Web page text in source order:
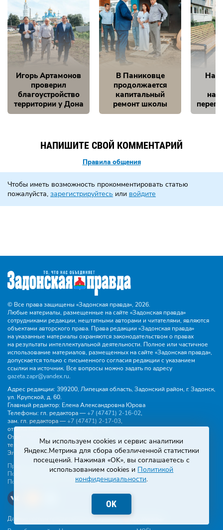
Игорь Артамонов
проверил
благоустройство
территории у Дона
В Паниковце
продолжается
капитальный
ремонт школы
Нам
на
НАПИШИТЕ СВОЙ КОММЕНТАРИЙ
Правила общения
Чтобы иметь возможность прокомментировать статью
пожалуйста, зарегистрируйтесь или войдите
© Все права защищены «Задонская правда», 2026.
Любые материалы, размещенные на сайте «Задонская правда»
сотрудниками редакции, нештатными авторами и читателями, являются
объектами авторского права. Права редакции «Задонская правда»
на указанные материалы охраняются законодательством о правах
на результаты интеллектуальной деятельности. Полное или частичное
использование материалов, размещенных на сайте «Задонская правда»,
допускается только с письменного согласия редакции с указанием
ссылки на источник. Все вопросы можно задать по адресу
gazeta.zapr@yandex.ru.
Адрес редакции: 399200, Липецкая область, Задонский район, г. Задонск,
ул. Крупской, д. 60.
Главный редактор: Елена Александровна Юрова
Телефоны: гл. редактора —+7 (47471) 2‑16‑02,
зам. гл. редактора —+7 (47471) 2‑17‑03,
отдела писем —+7 (47471) 2‑11‑95.
Отдел рекламы и объявлений:
тел.
+7 (47471) 2‑43‑88, эл. почта -buh.gzp@yandex.ru
Эл. почта:gazeta.zapr@yandex.ru
Правила общения
Политика конфиденциальности
Пользовательское соглашение
Данные погоды предоставляются сервисом
Мы используем cookies и сервис аналитики
Яндекс.Метрика для сбора обезличенной статистики
посещений. Нажимая «OK», вы соглашаетесь с
использованием cookies и Политикой
конфиденциальности.
OK